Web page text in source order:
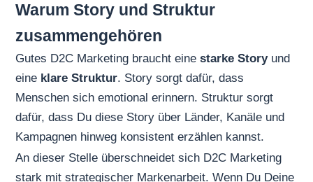
Warum Story und Struktur
zusammengehören
Gutes D2C Marketing braucht einestarke Storyund
eine klare Struktur. Story sorgt dafür, dass
Menschen sich emotional erinnern. Struktur sorgt
dafür, dass Du diese Story über Länder, Kanäle und
Kampagnen hinweg konsistent erzählen kannst.
An dieser Stelle überschneidet sich D2C Marketing
stark mit strategischer Markenarbeit. Wenn Du Deine